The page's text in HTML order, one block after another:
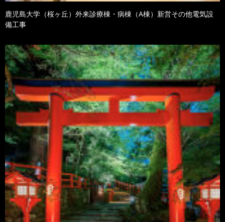
鹿児島大学（桜ヶ丘）外来診療棟・病棟（A棟）新営その他電気設
備工事